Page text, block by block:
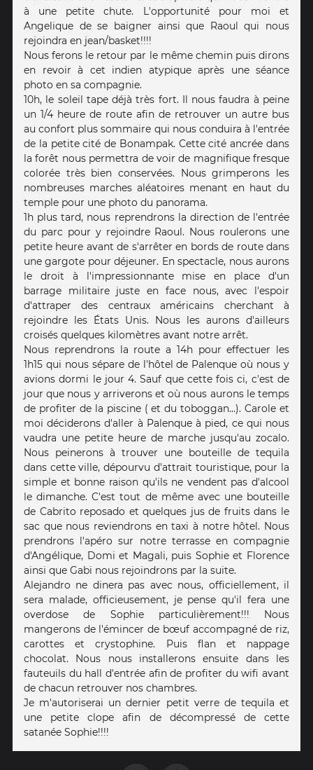
à une petite chute. L'opportunité pour moi et
Angelique de se baigner ainsi que Raoul qui nous
rejoindra en jean/basket!!!!
Nous ferons le retour par le même chemin puis dirons
en revoir à cet indien atypique après une séance
photo en sa compagnie.
10h, le soleil tape déjà très fort. Il nous faudra à peine
un 1/4 heure de route afin de retrouver un autre bus
au confort plus sommaire qui nous conduira à l'entrée
de la petite cité de Bonampak. Cette cité ancrée dans
la forêt nous permettra de voir de magnifique fresque
colorée très bien conservées. Nous grimperons les
nombreuses marches aléatoires menant en haut du
temple pour une photo du panorama.
1h plus tard, nous reprendrons la direction de l'entrée
du parc pour y rejoindre Raoul. Nous roulerons une
petite heure avant de s'arrêter en bords de route dans
une gargote pour déjeuner. En spectacle, nous aurons
le droit à l'impressionnante mise en place d'un
barrage militaire juste en face nous, avec l'espoir
d'attraper des centraux américains cherchant à
rejoindre les États Unis. Nous les aurons d'ailleurs
croisés quelques kilomètres avant notre arrêt.
Nous reprendrons la route a 14h pour effectuer les
1h15 qui nous sépare de l'hôtel de Palenque où nous y
avions dormi le jour 4. Sauf que cette fois ci, c'est de
jour que nous y arriverons et où nous aurons le temps
de profiter de la piscine ( et du toboggan...). Carole et
moi déciderons d'aller à Palenque à pied, ce qui nous
vaudra une petite heure de marche jusqu'au zocalo.
Nous peinerons à trouver une bouteille de tequila
dans cette ville, dépourvu d'attrait touristique, pour la
simple et bonne raison qu'ils ne vendent pas d'alcool
le dimanche. C'est tout de même avec une bouteille
de Cabrito reposado et quelques jus de fruits dans le
sac que nous reviendrons en taxi à notre hôtel. Nous
prendrons l'apéro sur notre terrasse en compagnie
d'Angélique, Domi et Magali, puis Sophie et Florence
ainsi que Gabi nous rejoindrons par la suite.
Alejandro ne dinera pas avec nous, officiellement, il
sera malade, officieusement, je pense qu'il fera une
overdose de Sophie particulièrement!!! Nous
mangerons de l'émincer de bœuf accompagné de riz,
carottes et crystophine. Puis flan et nappage
chocolat. Nous nous installerons ensuite dans les
fauteuils du hall d'entrée afin de profiter du wifi avant
de chacun retrouver nos chambres.
Je m'autoriserai un dernier petit verre de tequila et
une petite clope afin de décompressé de cette
satanée Sophie!!!!